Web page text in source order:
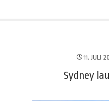
11. JULI
Sydney